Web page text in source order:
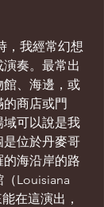
，我經常幻想
奏。最常出
、海邊，或
商店或門
可以說是我
是位於丹麥哥
海沿岸的路
Louisiana
在這演出，